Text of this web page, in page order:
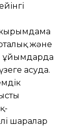
және
ұйымдарда
асуда.
шаралар